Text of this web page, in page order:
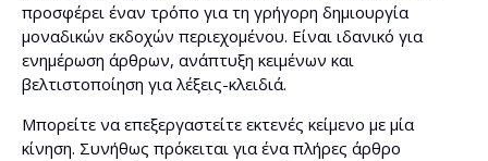
προσφέρει έναν τρόπο για τη γρήγορη δημιουργία
μοναδικών εκδοχών περιεχομένου. Είναι ιδανικό για
ενημέρωση άρθρων, ανάπτυξη κειμένων και
βελτιστοποίηση για λέξεις-κλειδιά.
Μπορείτε να επεξεργαστείτε εκτενές κείμενο με μία
κίνηση. Συνήθως πρόκειται για ένα πλήρες άρθρο